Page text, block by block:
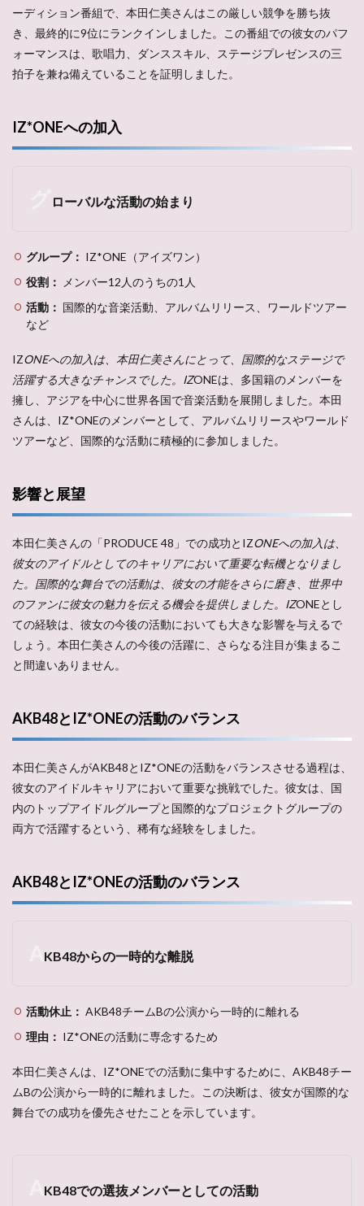
ーディション番組で、本田仁美さんはこの厳しい競争を勝ち抜
き、最終的に9位にランクインしました。この番組での彼女のパフ
ォーマンスは、歌唱力、ダンススキル、ステージプレゼンスの三
拍子を兼ね備えていることを証明しました。
IZ*ONEへの加入
ローバルな活動の始まり
グループ： IZ*ONE（アイズワン）
役割：
メンバー12人のうちの1人
活動： 国際的な音楽活動、アルバムリリース、ワールドツアー
など
IZONEへの加入は、本田仁美さんにとって、国際的なステージで
活躍する大きなチャンスでした。IZONEは、多国籍のメンバーを
擁し、アジアを中心に世界各国で音楽活動を展開しました。本田
さんは、IZ*ONEのメンバーとして、アルバムリリースやワールド
ツアーなど、国際的な活動に積極的に参加しました。
影響と展望
本田仁美さんの「PRODUCE 48」での成功とIZONEへの加入は、
彼女のアイドルとしてのキャリアにおいて重要な転機となりまし
た。国際的な舞台での活動は、彼女の才能をさらに磨き、世界中
のファンに彼女の魅力を伝える機会を提供しました。IZONEとし
ての経験は、彼女の今後の活動においても大きな影響を与えるで
しょう。本田仁美さんの今後の活躍に、さらなる注目が集まるこ
と間違いありません。
AKB48とIZ*ONEの活動のバランス
本田仁美さんがAKB48とIZ*ONEの活動をバランスさせる過程は、
彼女のアイドルキャリアにおいて重要な挑戦でした。彼女は、国
内のトップアイドルグループと国際的なプロジェクトグループの
両方で活躍するという、稀有な経験をしました。
AKB48とIZ*ONEの活動のバランス
KB48からの一時的な離脱
活動休止： AKB48チームBの公演から一時的に離れる
理由： IZ*ONEの活動に専念するため
本田仁美さんは、IZ*ONEでの活動に集中するために、AKB48チー
ムBの公演から一時的に離れました。この決断は、彼女が国際的な
舞台での成功を優先させたことを示しています。
KB48での選抜メンバーとしての活動